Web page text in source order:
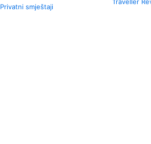
Privatni smještaji